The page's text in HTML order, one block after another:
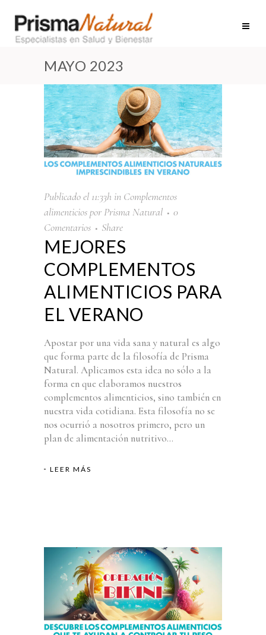
MAYO 2023
MEJORES
COMPLEMENTOS
ALIMENTICIOS PARA
EL VERANO
Publicado el 11:33h in Complementos
alimenticiospor Prisma Natural
0
Comentarios
Share
Apostar por una vida sana y natural es algo
que forma parte de la filosofía de Prisma
Natural. Aplicamos esta idea no sólo a la
forma en que elaboramos nuestros
complementos alimenticios, sino también en
nuestra vida cotidiana. Esta filosofía no se
nos ocurrió a nosotros primero, pero un
plan de alimentación nutritivo...
LEER MÁS